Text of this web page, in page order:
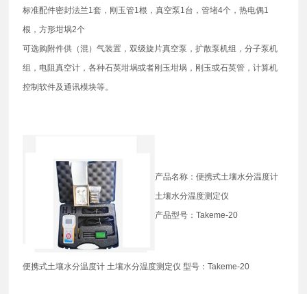
标准配件密封法兰1套，刚玉管1根，真空泵1台，管堵4个，热电偶1
根，方形坩埚2个
可选购附件供（混）气装置，双级旋片真空泵，扩散泵机组，分子泵机
组，电阻真空计，各种石英坩埚或者刚玉坩埚，刚玉或石英管，计算机
控制软件及通讯模块等。
产品名称：便携式土壤水分温度计
土壤水分温度测定仪
产品型号：Takeme-20
便携式土壤水分温度计 土壤水分温度测定仪 型号：Takeme-20